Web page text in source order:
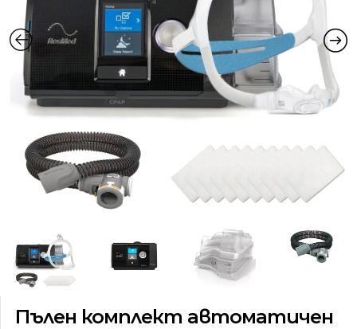
Контакти
Моят профил
Пълен комплект автоматичен